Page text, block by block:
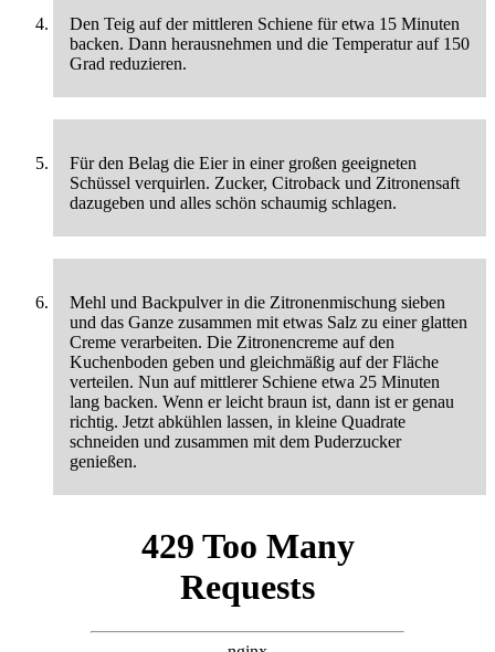
Den Teig auf der mittleren Schiene für etwa 15 Minuten
backen. Dann herausnehmen und die Temperatur auf 150
Grad reduzieren.
Für den Belag die Eier in einer großen geeigneten
Schüssel verquirlen. Zucker, Citroback und Zitronensaft
dazugeben und alles schön schaumig schlagen.
Mehl und Backpulver in die Zitronenmischung sieben
und das Ganze zusammen mit etwas Salz zu einer glatten
Creme verarbeiten. Die Zitronencreme auf den
Kuchenboden geben und gleichmäßig auf der Fläche
verteilen. Nun auf mittlerer Schiene etwa 25 Minuten
lang backen. Wenn er leicht braun ist, dann ist er genau
richtig. Jetzt abkühlen lassen, in kleine Quadrate
schneiden und zusammen mit dem Puderzucker
genießen.